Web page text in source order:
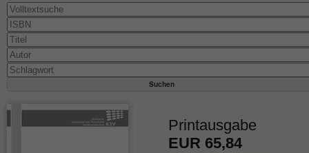
Printausgabe
EUR 65,84